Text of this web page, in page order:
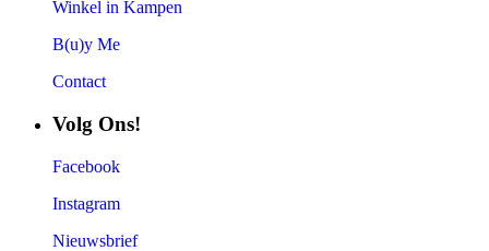
Winkel in Kampen
B(u)y Me
Contact
Volg Ons!
Facebook
Instagram
Nieuwsbrief